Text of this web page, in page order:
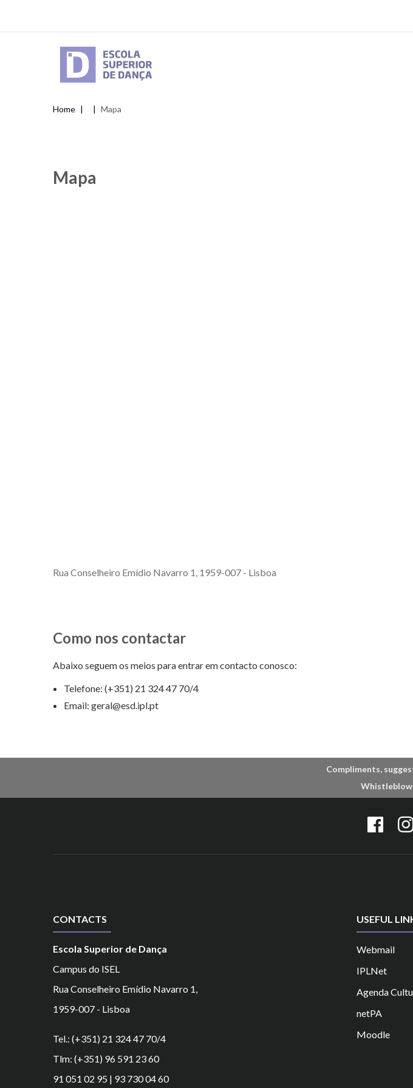
Breadcrumb
Home Mapa
Mapa
Rua Conselheiro Emídio Navarro 1, 1959-007 - Lisboa
Como nos contactar
Abaixo seguem os meios para entrar em contacto conosco:
Telefone: (+351) 21 324 47 70/4
Email: geral@esd.ipl.pt
Compliments,
CONTACTS
Escola Superior de Dança
Campus do ISEL
Rua Conselheiro Emídio Navarro 1,
1959-007 - Lisboa
Tel.: (+351) 21 324 47 70/4
Tlm: (+351) 96 591 23 60
91 051 02 95 | 93 730 04 60
USEFUL
Webmail
IPLNet
Agenda
netPA
Moodle